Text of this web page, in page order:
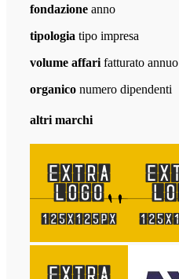
fondazione anno
tipologia tipo impresa
volume affari fatturato annuo
organico numero dipendenti
altri marchi